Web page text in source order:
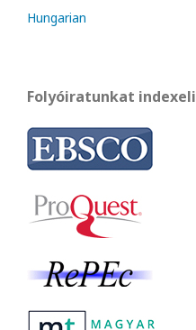
Hungarian
Folyóiratunkat indexeli